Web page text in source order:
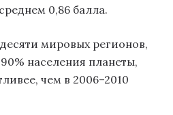
0,86 балла.
мировых регионов,
населения планеты,
чем в 2006–2010